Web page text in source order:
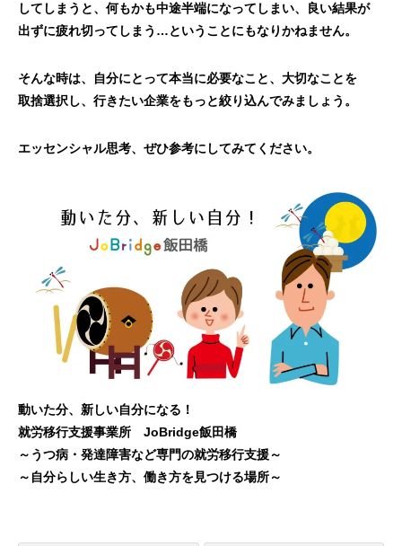
してしまうと、何もかも中途半端になってしまい、良い結果が
出ずに疲れ切ってしまう…ということにもなりかねません。
そんな時は、自分にとって本当に必要なこと、大切なことを
取捨選択し、行きたい企業をもっと絞り込んでみましょう。
エッセンシャル思考、ぜひ参考にしてみてください。
動いた分、新しい自分になる！
就労移行支援事業所 JoBridge飯田橋
～うつ病・発達障害など専門の就労移行支援～
～自分らしい生き方、働き方を見つける場所～